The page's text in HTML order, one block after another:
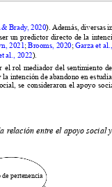
). Además, diversas
un predictor directo de la
; Brooms, 2020; 
al., 2022).
el rol mediador del sentimiento
intención de abandono en
   
relación entre el apoyo social
de pertenencia